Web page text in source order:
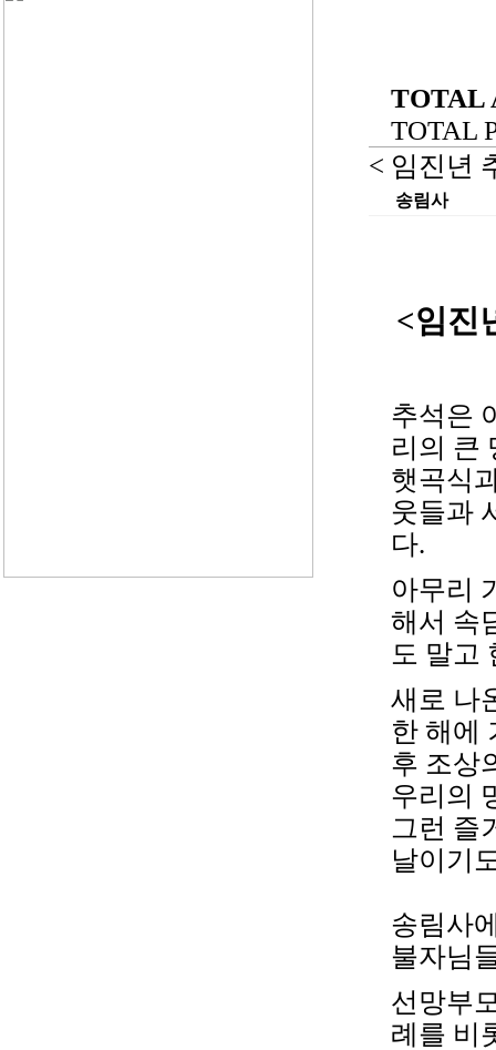
TOTAL
TOTAL
< 임진년
송림사
<임진
추석은
리의 큰
햇곡식
웃들과
다.
아무리
해서 속
도 말고
새로 나
한 해에
후 조상
우리의
그런 즐
날이기
송림사
불자님
선망부
례를 비